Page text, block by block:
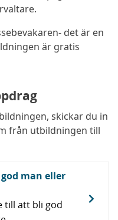
det är en
är gratis
skickar du in
från utbildningen till
man eller
till att bli god